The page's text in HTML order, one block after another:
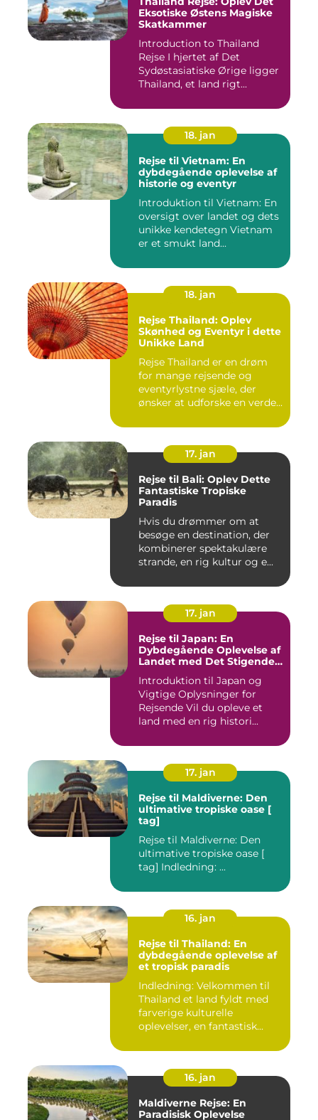
Eksotiske Østens Magiske
Skatkammer
Introduction to Thailand
Rejse I hjertet af Det
Sydøstasiatiske Ørige ligger
Thailand, et land rigt...
18. jan
Rejse til Vietnam: En
dybdegående oplevelse af
historie og eventyr
Introduktion til Vietnam: En
oversigt over landet og dets
unikke kendetegn Vietnam
er et smukt land...
18. jan
Rejse Thailand: Oplev
Skønhed og Eventyr i dette
Unikke Land
Rejse Thailand er en drøm
for mange rejsende og
eventyrlystne sjæle, der
ønsker at udforske en verde...
17. jan
Rejse til Bali: Oplev Dette
Fantastiske Tropiske
Paradis
Hvis du drømmer om at
besøge en destination, der
kombinerer spektakulære
strande, en rig kultur og e...
17. jan
Rejse til Japan: En
Dybdegående Oplevelse af
Landet med Det Stigende
Introduktion til Japan og
Vigtige Oplysninger for
Rejsende Vil du opleve et
land med en rig histori...
17. jan
Rejse til Maldiverne: Den
ultimative tropiske oase [
tag]
Rejse til Maldiverne: Den
ultimative tropiske oase [
tag] Indledning: ...
16. jan
Rejse til Thailand: En
dybdegående oplevelse af
et tropisk paradis
Indledning: Velkommen til
Thailand et land fyldt med
farverige kulturelle
oplevelser, en fantastisk...
16. jan
Maldiverne Rejse: En
Paradisisk Oplevelse